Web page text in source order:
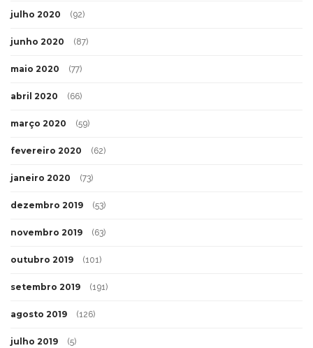
julho 2020 (92)
junho 2020 (87)
maio 2020 (77)
abril 2020 (66)
março 2020 (59)
fevereiro 2020 (62)
janeiro 2020 (73)
dezembro 2019 (53)
novembro 2019 (63)
outubro 2019 (101)
setembro 2019 (191)
agosto 2019 (126)
julho 2019 (5)